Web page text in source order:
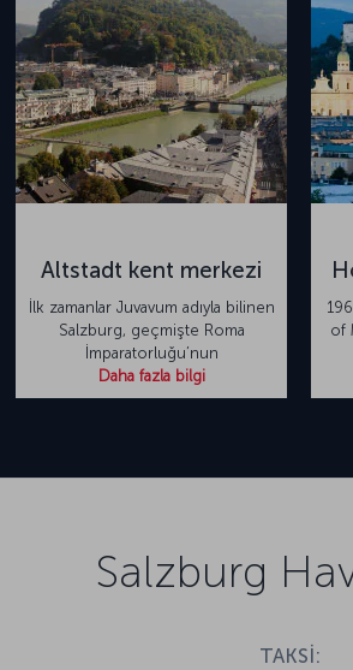
Altstadt kent merkezi
İlk zamanlar Juvavum adıyla bilinen
Salzburg, geçmişte Roma
İmparatorluğu’nun
Daha fazla bilgi
of
Salzburg
TAKSİ: